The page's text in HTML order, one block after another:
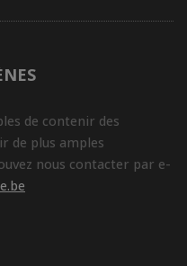
de contenir des
de plus amples
nous contacter par e-